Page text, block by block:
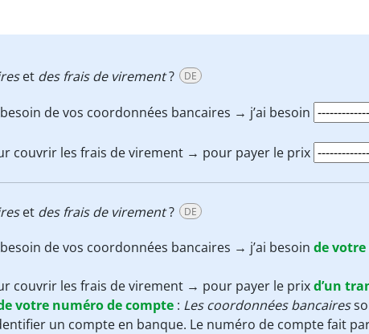
et des frais de virement? DE
besoin de vos coordonnées bancaires → j’ai besoin
couvrir les frais de virement → pour payer le prix
et des frais de virement? DE
besoin de vos coordonnées bancaires → j’ai besoin de
couvrir les frais de virement → pour payer le prixd’un
votre numéro de compte : Les coordonnées bancaires
un compte en banque. Le numéro de compte fait